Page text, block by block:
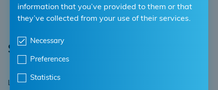
information that you’ve provided to them or that
they’ve collected from your use of their services.
Necessary
Preferences
Statistics
Supporto per tubi
Le nostre soluzioni di fissaggio dei tubi trattengono e